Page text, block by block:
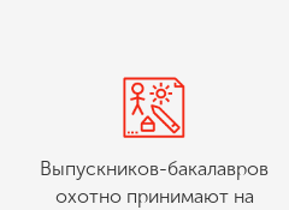
Выпускников-бакалавров
охотно принимают на